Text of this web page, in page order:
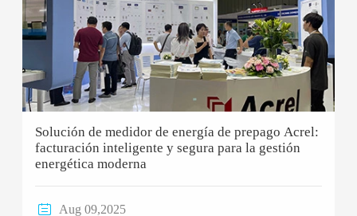
Solución de medidor de energía de prepago Acrel:
facturación inteligente y segura para la gestión
energética moderna
 Aug 09,2025